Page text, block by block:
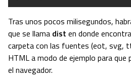
Tras unos pocos milisegundos,
que se llama dist en donde
carpeta con las fuentes (eot, svg,
HTML a modo de ejemplo para
el navegador.